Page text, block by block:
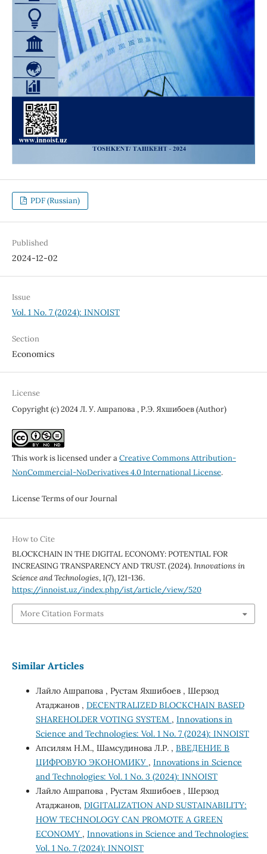
PDF (Russian)
Published
2024-12-02
Issue
Vol. 1 No. 7 (2024): INNOIST
Section
Economics
License
Copyright (c) 2024 Л. У. Ашрапова , Р.Э. Яхшибоев (Author)
This work is licensed under aCreative Commons Attribution-
NonCommercial-NoDerivatives 4.0 International License.
License Terms of our Journal
How to Cite
BLOCKCHAIN ​​IN THE DIGITAL ECONOMY: POTENTIAL FOR
INCREASING TRANSPARENCY AND TRUST. (2024).Innovations in
Science and Technologies,1(7), 121-136.
https://innoist.uz/index.php/ist/article/view/520
More Citation Formats
Similar Articles
Лайло Ашрапова , Рустам Яхшибоев , Шерзод
Атаджанов , DECENTRALIZED BLOCKCHAIN ​​BASED
SHAREHOLDER VOTING SYSTEM , Innovations in
Science and Technologies: Vol. 1 No. 7 (2024): INNOIST
Апсилям Н.М., Шамсудинова Л.Р. , ВВЕДЕНИЕ В
ЦИФРОВУЮ ЭКОНОМИКУ , Innovations in Science
and Technologies: Vol. 1 No. 3 (2024): INNOIST
Лайло Ашрапова , Рустам Яхшибоев , Шерзод
Атаджанов, DIGITALIZATION AND SUSTAINABILITY:
HOW TECHNOLOGY CAN PROMOTE A GREEN
ECONOMY , Innovations in Science and Technologies:
Vol. 1 No. 7 (2024): INNOIST